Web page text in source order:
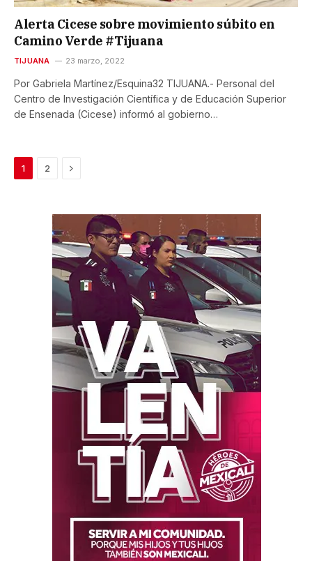
Alerta Cicese sobre movimiento súbito en
Camino Verde #Tijuana
TIJUANA 23 marzo, 2022
Por Gabriela Martínez/Esquina32 TIJUANA.- Personal del
Centro de Investigación Científica y de Educación Superior
de Ensenada (Cicese) informó al gobierno…
1 2 Next